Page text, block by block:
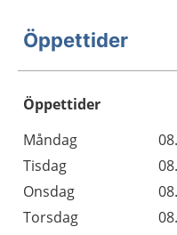
Öppettider
Öppettider
Dag
Öppettider
Kommentarer
Måndag
Tisdag
Onsdag
Torsdag